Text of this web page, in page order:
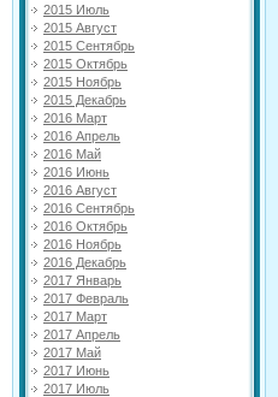
2015 Июль
2015 Август
2015 Сентябрь
2015 Октябрь
2015 Ноябрь
2015 Декабрь
2016 Март
2016 Апрель
2016 Май
2016 Июнь
2016 Август
2016 Сентябрь
2016 Октябрь
2016 Ноябрь
2016 Декабрь
2017 Январь
2017 Февраль
2017 Март
2017 Апрель
2017 Май
2017 Июнь
2017 Июль